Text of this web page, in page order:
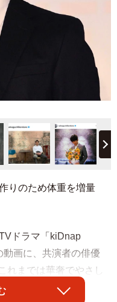
りのため体重を増量
ドラマ「kiDnap
画に、共演者の俳優
れまでは華奢でやさし
、最新動画の中では短